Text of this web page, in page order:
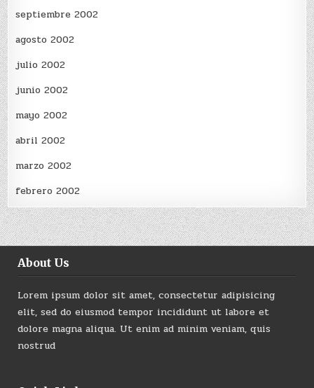
septiembre 2002
agosto 2002
julio 2002
junio 2002
mayo 2002
abril 2002
marzo 2002
febrero 2002
About Us
Lorem ipsum dolor sit amet, consectetur adipisicing
elit, sed do eiusmod tempor incididunt ut labore et
dolore magna aliqua. Ut enim ad minim veniam, quis
nostrud